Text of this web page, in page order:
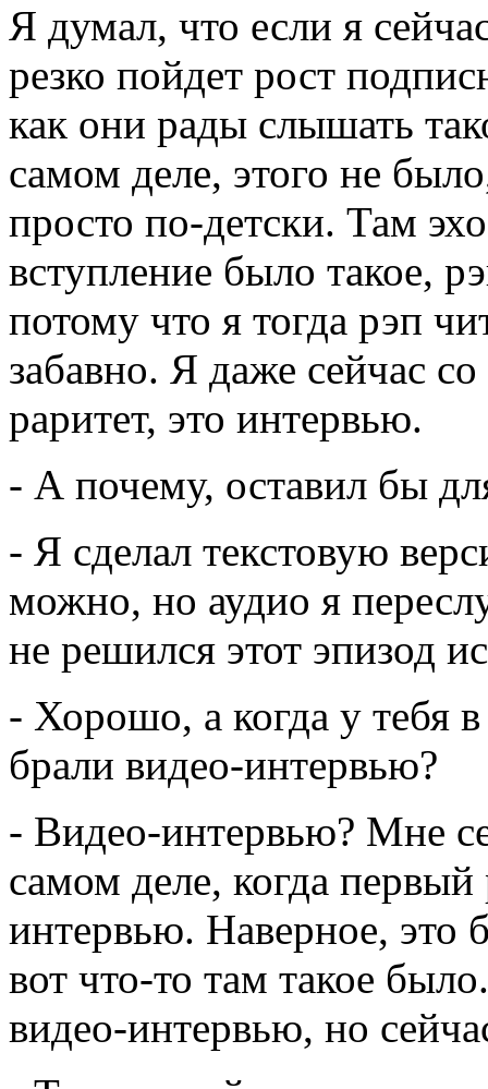
Я думал, что если я
резко пойдет рост
как они рады слышать
самом деле, этого не
просто по-детски. Там
вступление было такое,
потому что я тогда рэп
забавно. Я даже сейчас со
раритет, это интервью.
- А почему, оставил бы
- Я сделал текстовую
можно, но аудио я
не решился этот эпизод
- Хорошо, а когда у тебя
брали видео-интервью?
- Видео-интервью? Мне
самом деле, когда
интервью. Наверное,
вот что-то там такое
видео-интервью, но